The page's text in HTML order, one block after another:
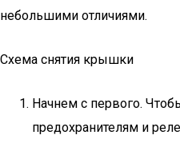
небольшими отличиями.
Схема снятия крышки
Начнем с первого.
предохранителям и